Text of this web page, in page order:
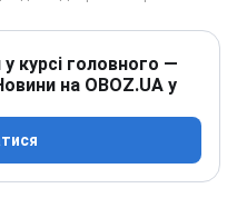
курсі головного —
на OBOZ.UA у